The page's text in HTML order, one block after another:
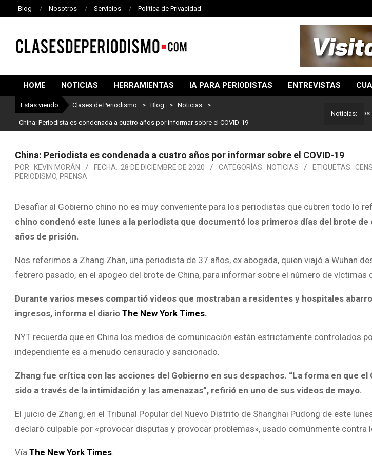
Blog Nosotros Servicios Política de Privacidad
DE
PERIODISMO
HOME NOTICIAS HERRAMIENTAS IA PARA PERIODISTAS ENTREVISTAS
Estas viendo: Clases de Periodismo > Blog > Noticias >
China: Periodista es condenada a cuatro años por informar sobre el COVID-19
Noticias:
Lo mejor del periodismo: Estos son
China: Periodista es condenada a cuatro años por informar sobre el COVID-19
POR: KEVIN MORÁN FECHA: 28 DE DICIEMBRE DE 2020 CATEGORÍAS: NOTICIAS ETIQUETAS:
PERIODISMO, PRENSA
Desafiar al Gobierno chino no es muy conveniente para los periodistas que cubren todo lo
chino condenó este lunes a la periodista que documentó los primeros días del brote
años de prisión.
Nos referimos a Zhang Zhan, una periodista de 37 años, ex abogada, quien viajó a Wuhan
febrero pasado, en el apogeo del brote de China, para informar sobre el número de víctimas
Durante varios meses compartió videos que mostraban a residentes y hospitales
ingresos, informa el diario The New York Times.
NYT recuerda que en China los medios de comunicación están estrictamente controlados
independiente es a menudo censurado y sancionado.
Zhang fue crítica con las acciones del Gobierno en sus despachos. “La forma en que el
sido a través de la intimidación y las amenazas”, refirió en uno de sus videos de mayo.
El juicio de Zhang, en el Tribunal Popular del Nuevo Distrito de Shanghai Pudong de este
declaró culpable por «provocar disputas y provocar problemas», usado comúnmente contra
Vía The New York Times.